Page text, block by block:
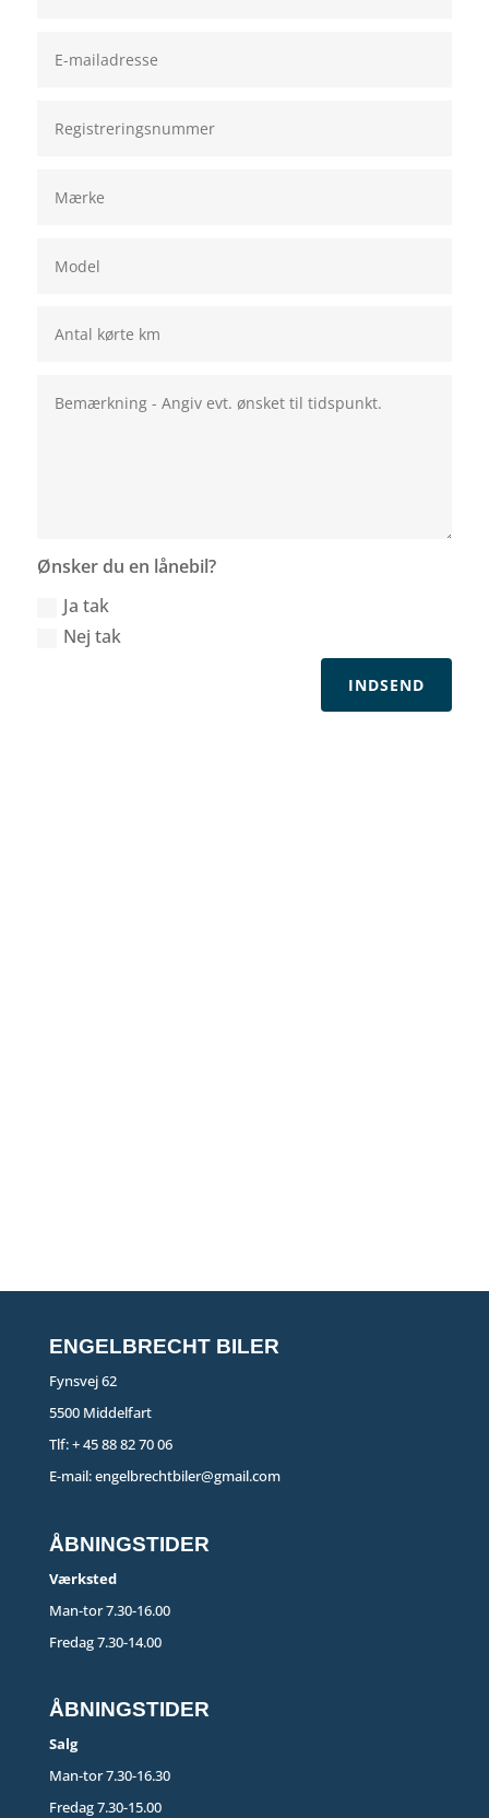
Ønsker du en lånebil?
Ja tak
Nej tak
INDSEND
ENGELBRECHT BILER
Fynsvej 62
5500 Middelfart
Tlf:+ 45 88 82 70 06
E-mail:engelbrechtbiler@gmail.com
ÅBNINGSTIDER
Værksted
Man-tor 7.30-16.00
Fredag 7.30-14.00
ÅBNINGSTIDER
Salg
Man-tor 7.30-16.30
Fredag 7.30-15.00